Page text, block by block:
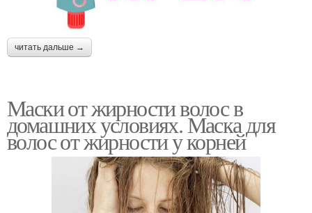
читать дальше →
Маски от жирности волос в
домашних условиях. Маска для
волос от жирности у корней